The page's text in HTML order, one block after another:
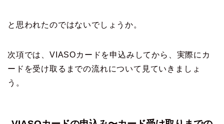
と思われたのではないでしょうか。
次項では、VIASOカードを申込みしてから、実際にカ
ードを受け取るまでの流れについて見ていきましょ
う。